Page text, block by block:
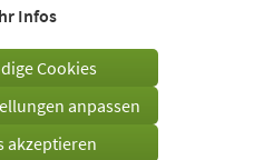
Infos
Cookies
anpassen
akzeptieren